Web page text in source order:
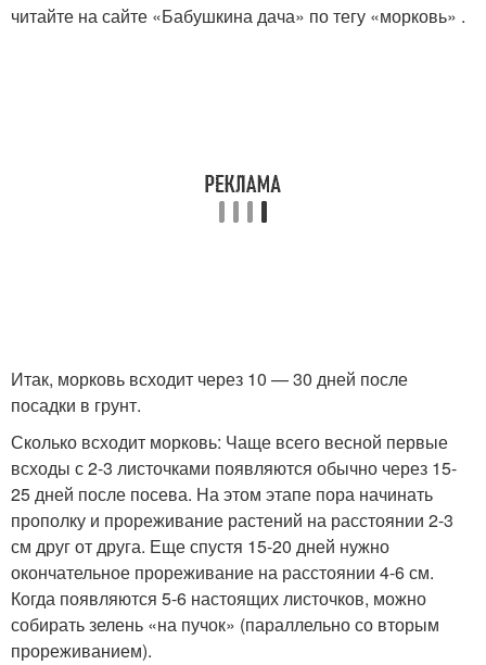
читайте на сайте «Бабушкина дача» по тегу «морковь» .
Итак, морковь всходит через 10 — 30 дней после
посадки в грунт.
Сколько всходит морковь: Чаще всего весной первые
всходы с 2-3 листочками появляются обычно через 15-
25 дней после посева. На этом этапе пора начинать
прополку и прореживание растений на расстоянии 2-3
см друг от друга. Еще спустя 15-20 дней нужно
окончательное прореживание на расстоянии 4-6 см.
Когда появляются 5-6 настоящих листочков, можно
собирать зелень «на пучок» (параллельно со вторым
прореживанием).